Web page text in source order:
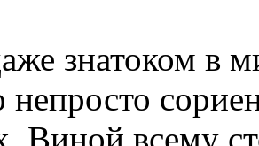
знатоком в
непросто